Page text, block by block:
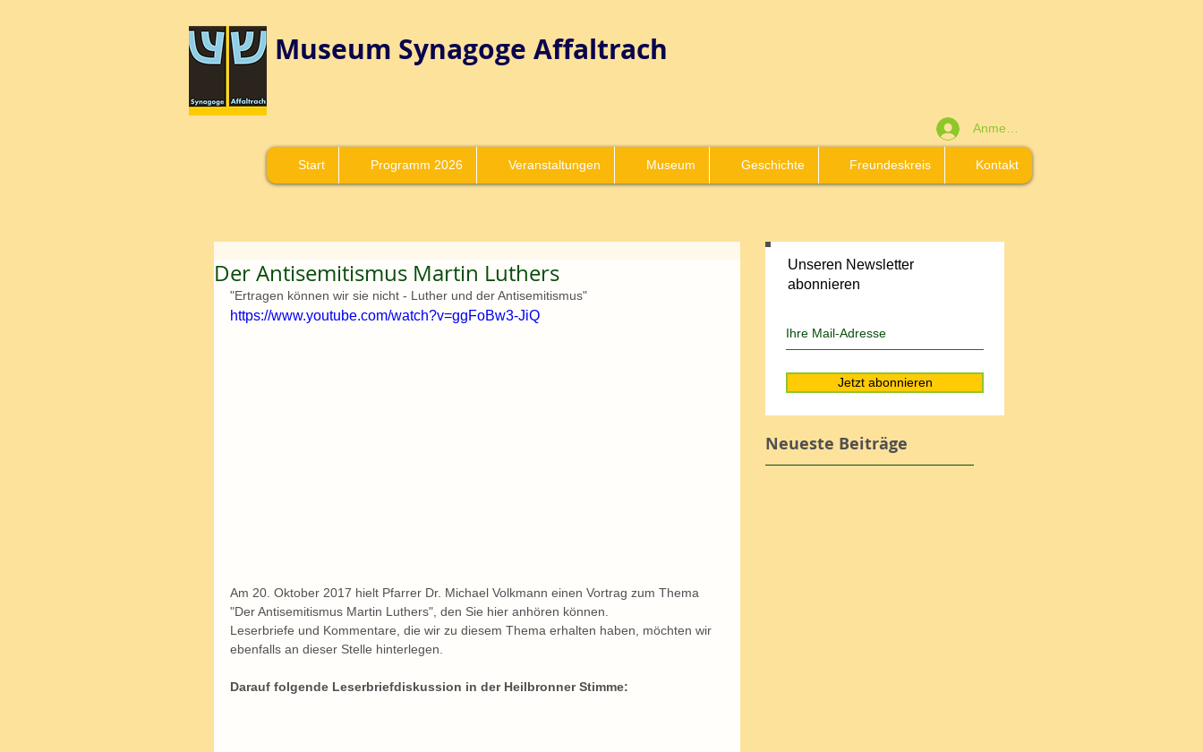
Museum Synagoge Affaltrach
Anmelden
Start Programm 2026 Veranstaltungen Museum Geschichte Freundeskreis Kontakt
Der Antisemitismus Martin Luthers
"Ertragen können wir sie nicht - Luther und der Antisemitismus"
https://www.youtube.com/watch?v=ggFoBw3-JiQ
Am 20. Oktober 2017 hielt Pfarrer Dr. Michael Volkmann einen Vortrag zum Thema
"Der Antisemitismus Martin Luthers", den Sie hier anhören können.
Leserbriefe und Kommentare, die wir zu diesem Thema erhalten haben, möchten wir
ebenfalls an dieser Stelle hinterlegen.
Darauf folgende Leserbriefdiskussion in der Heilbronner Stimme:
Unseren Newsletter
abonnieren
Jetzt abonnieren
Neueste Beiträge